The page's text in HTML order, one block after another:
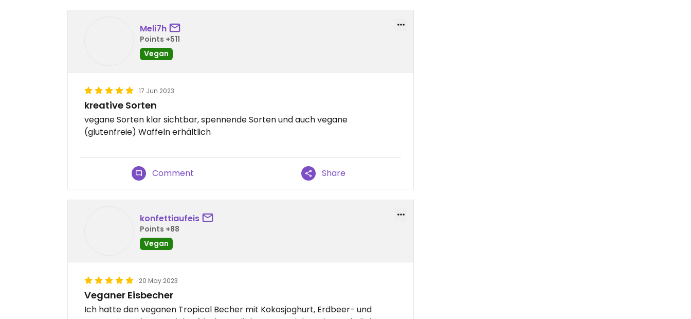
Meli7h
Points +511
Vegan
17 Jun 2023
kreative Sorten
vegane Sorten klar sichtbar, spennende Sorten und auch vegane
(glutenfreie) Waffeln erhältlich
Comment Share
konfettiaufeis
Points +88
Vegan
20 May 2023
Veganer Eisbecher
Ich hatte den veganen Tropical Becher mit Kokosjoghurt, Erdbeer- und